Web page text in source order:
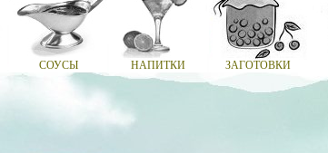
СОУСЫ НАПИТКИ ЗАГОТОВКИ